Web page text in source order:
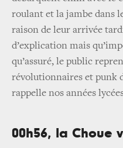
roulant et la jambe dans
raison de leur arrivée
d’explication mais
qu’assuré, le public
révolutionnaires et punk
rappelle nos années
00h56, la Choue